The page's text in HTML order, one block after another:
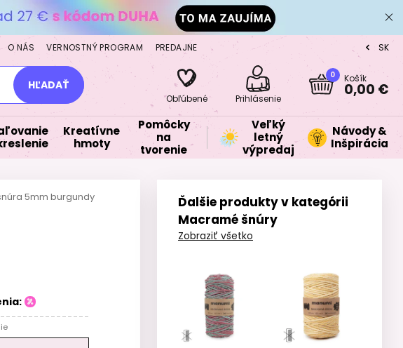
O NÁS VERNOSTNÝ PROGRAM PREDAJNE CZ
SK
HĽADAŤ
Obľúbené Prihlásenie
0 Košík
0,00 €
Kreatívne
hmoty
Pomôcky
na
tvorenie
Veľký
letný
výpredaj
Návody &
Inšpirácia
5mm burgundy
Ďalšie produkty v kategórii
Macramé šnúry
Zobraziť všetko